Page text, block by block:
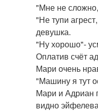
"Мне не
"Не тупи
девушка.
"Ну хорошо"-
Оплатив счёт
Мари очень
"Машину я тут
Мари и Адриан
видно